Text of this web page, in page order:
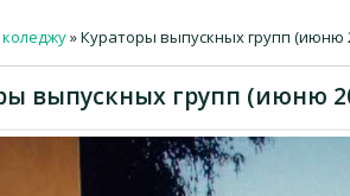
коледжу» Кураторы выпускных групп (июню
выпускных групп (июню